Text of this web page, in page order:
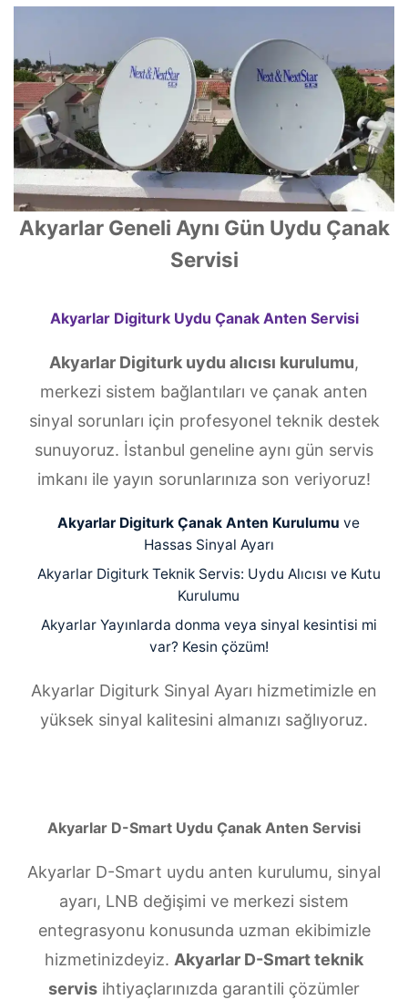
Akyarlar Geneli Aynı Gün Uydu Çanak
Servisi
Akyarlar Digiturk Uydu Çanak Anten Servisi
Akyarlar Digiturk uydu alıcısı kurulumu,
merkezi sistem bağlantıları ve çanak anten
sinyal sorunları için profesyonel teknik destek
sunuyoruz. İstanbul geneline aynı gün servis
imkanı ile yayın sorunlarınıza son veriyoruz!
Akyarlar Digiturk Çanak Anten Kurulumu ve
Hassas Sinyal Ayarı
Akyarlar Digiturk Teknik Servis: Uydu Alıcısı ve Kutu
Kurulumu
Akyarlar Yayınlarda donma veya sinyal kesintisi mi
var? Kesin çözüm!
Akyarlar Digiturk Sinyal Ayarı hizmetimizle en
yüksek sinyal kalitesini almanızı sağlıyoruz.
Akyarlar D-Smart Uydu Çanak Anten Servisi
Akyarlar D-Smart uydu anten kurulumu, sinyal
ayarı, LNB değişimi ve merkezi sistem
entegrasyonu konusunda uzman ekibimizle
hizmetinizdeyiz. Akyarlar D-Smart teknik
servis ihtiyaçlarınızda garantili çözümler